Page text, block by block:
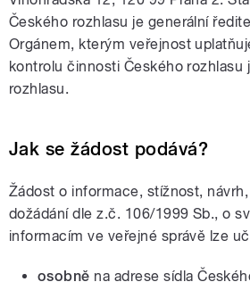
Českého rozhlasu je generální
Orgánem, kterým veřejnost
kontrolu činnosti Českého rozhlasu
rozhlasu.
Jak se žádost podává?
Žádost o informace, stížnost,
dožádání dle z.č. 106/1999 Sb., o
informacím ve veřejné správě lze
osobně na adrese sídla